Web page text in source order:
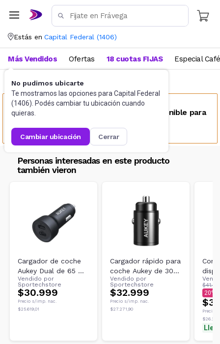
Estás en Capital Federal (1406)
No pudimos ubicarte
Te mostramos las opciones para Capital Federal
(1406). Podés cambiar tu ubicación cuando
quieras.
cambiar ubicación cerrar
Más Vendidos Ofertas 18 cuotas FIJAS Especial Café
Accesorios Conectividad
Este producto no se encuentra disponible para
Personas interesadas en este producto
también vieron
Cargador de coche
Aukey Dual de 65 W
y 2 puertos
Vendido por
Sportechstore
$30.999
Precio s/imp. nac.
$25.619,01
Cargador rápido para
coche Aukey de 30
W
Vendido por
Sportechstore
$32.999
Precio s/imp. nac.
$27.271,90
4K
20
Precio
$26.202